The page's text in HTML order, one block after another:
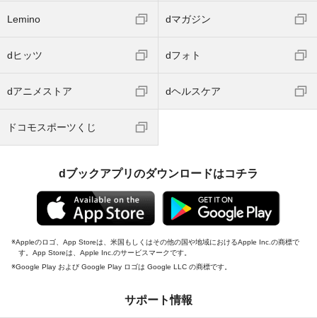
Lemino dマガジン
dヒッツ dフォト
dアニメストア dヘルスケア
ドコモスポーツくじ
dブックアプリのダウンロードはコチラ
Appleのロゴ、App Storeは、米国もしくはその他の国や地域におけるApple Inc.の商標で
す。App Storeは、Apple Inc.のサービスマークです。
Google Play および Google Play ロゴは Google LLC の商標です。
サポート情報